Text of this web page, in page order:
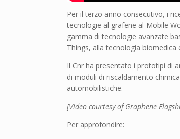
Per il terzo anno consecutivo, i
tecnologie al grafene al Mobile
gamma di tecnologie avanzate
Things, alla tecnologia biomedica
Il Cnr ha presentato i prototipi di
di moduli di riscaldamento
automobilistiche.
[Video courtesy of Graphene
Per approfondire: